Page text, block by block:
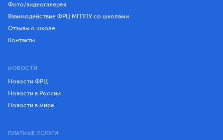
Фото/видеогалерея
Взаимодействие ФРЦ МГППУ со школами
Отзывы о школе
Контакты
НОВОСТИ
Новости ФРЦ
Новости в России
Новости в мире
ПЛАТНЫЕ УСЛУГИ